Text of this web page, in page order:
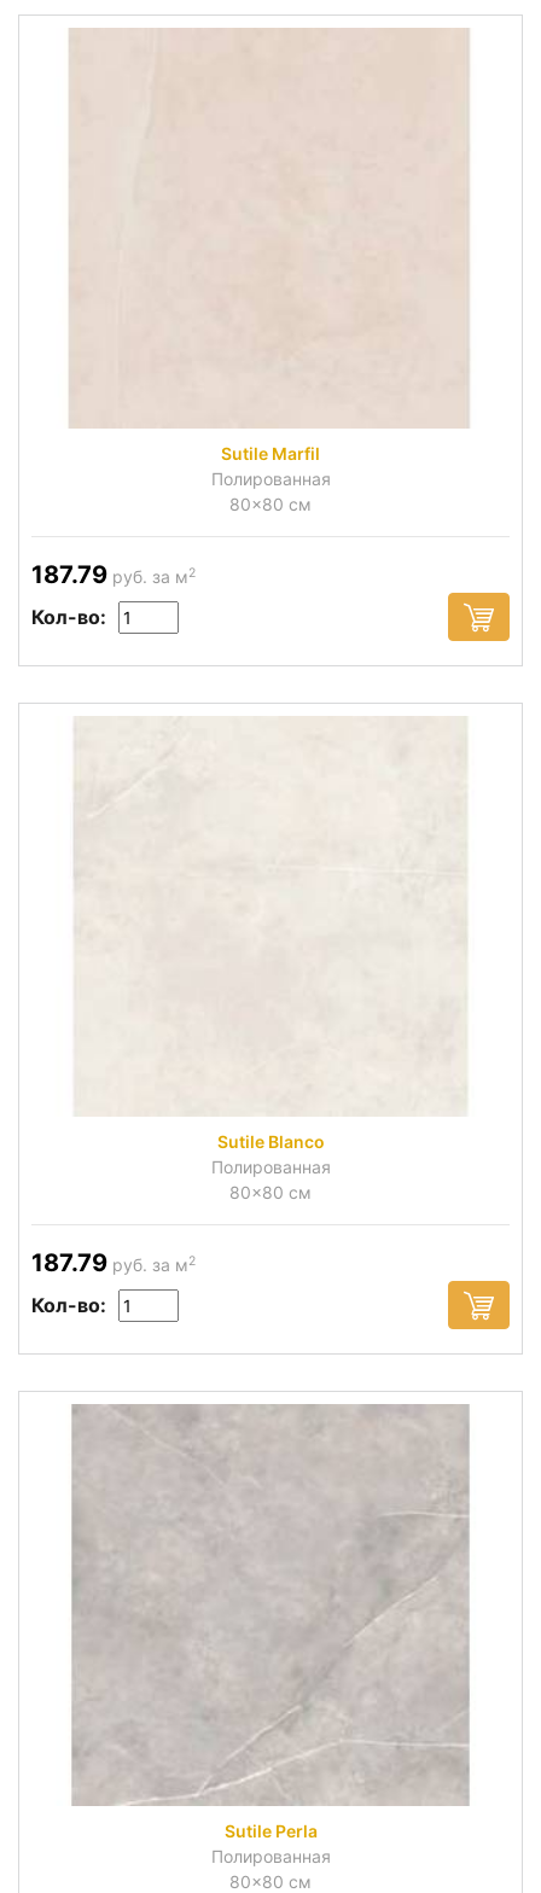
Sutile Marfil
Полированная
80x80 см
187.79 руб. за м2
Кол-во:
Sutile Blanco
Полированная
80x80 см
187.79 руб. за м2
Кол-во:
Sutile Perla
Полированная
80x80 см